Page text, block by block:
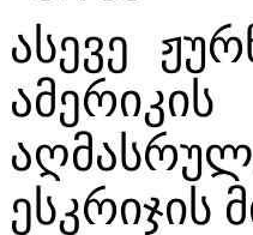
ასევე
ესკრიჯის